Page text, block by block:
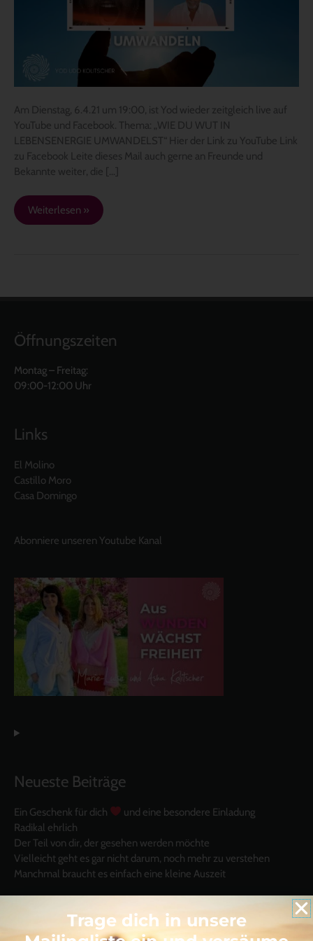
Am Dienstag, 6.4.21 um 19:00, ist Yod wieder zeitgleich live auf
YouTube und Facebook. Thema: „WIE DU WUT IN
LEBENSENERGIE UMWANDELST“ Hier der Link zu YouTube Link
zu Facebook Leite dieses Mail auch gerne an Freunde und
Bekannte weiter, die […]
DU
IN
UMWANDELST“
Weiterlesen »
Öffnungszeiten
Montag – Freitag:
09:00-12:00 Uhr
Links
El Molino
Castillo Moro
Casa Domingo
Abonniere unseren Youtube Kanal
Neueste Beiträge
Ein Geschenk für dich
und eine besondere Einladung
Radikal ehrlich
Der Teil von dir, der gesehen werden möchte
Vielleicht geht es gar nicht darum, noch mehr zu verstehen
Manchmal braucht es einfach eine kleine Auszeit
Trage dich in unsere